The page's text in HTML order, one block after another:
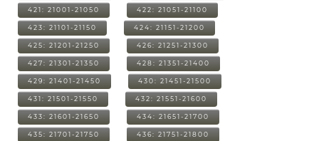
421: 21001-21050 422: 21051-21100
423: 21101-21150 424: 21151-21200
425: 21201-21250 426: 21251-21300
427: 21301-21350 428: 21351-21400
429: 21401-21450 430: 21451-21500
431: 21501-21550 432: 21551-21600
433: 21601-21650 434: 21651-21700
435: 21701-21750 436: 21751-21800